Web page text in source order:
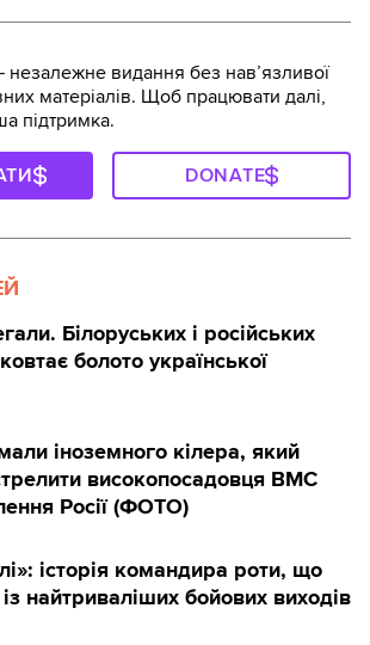
незалежне видання без навʼязливої
матеріалів. Щоб працювати далі,
підтримка.
DONATE
Білоруських і російських
болото української
іноземного кілера, який
високопосадовця ВМС
Росії (ФОТО)
історія командира роти, що
найтриваліших бойових виходів